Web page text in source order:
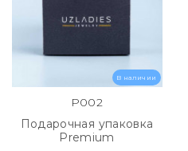
Texnomart.
В наличии
P002
Подарочная упаковка
Premium